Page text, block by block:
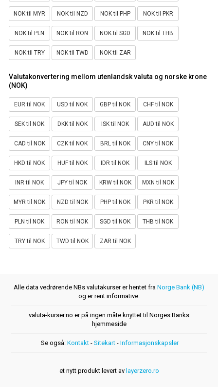
NOK til MYR NOK til NZD NOK til PHP NOK til PKR
NOK til PLN NOK til RON NOK til SGD NOK til THB
NOK til TRY NOK til TWD NOK til ZAR
Valutakonvertering mellom utenlandsk valuta og norske krone
(NOK)
EUR til NOK USD til NOK GBP til NOK CHF til NOK
SEK til NOK DKK til NOK ISK til NOK AUD til NOK
CAD til NOK CZK til NOK BRL til NOK CNY til NOK
HKD til NOK HUF til NOK IDR til NOK ILS til NOK
INR til NOK JPY til NOK KRW til NOK MXN til NOK
MYR til NOK NZD til NOK PHP til NOK PKR til NOK
PLN til NOK RON til NOK SGD til NOK THB til NOK
TRY til NOK TWD til NOK ZAR til NOK
Alle data vedrørende NBs valutakurser er hentet fra Norge Bank (NB)
og er rent informative.
valuta-kurser.no er på ingen måte knyttet til Norges Banks
hjemmeside
Se også: Kontakt - Sitekart - Informasjonskapsler
et nytt produkt levert av layerzero.ro